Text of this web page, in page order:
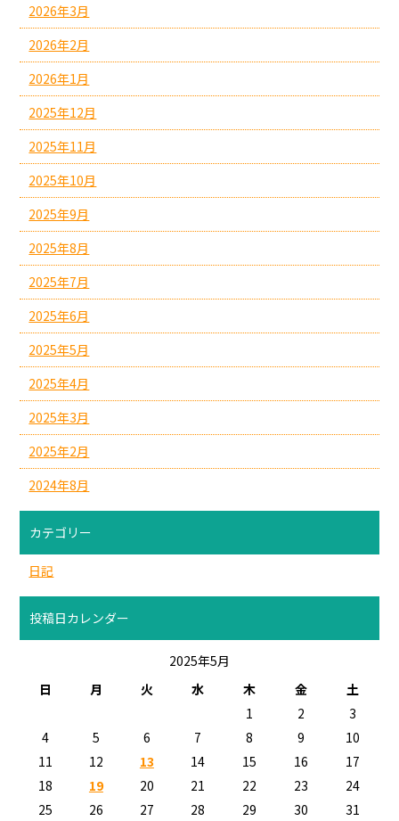
2026年3月
2026年2月
2026年1月
2025年12月
2025年11月
2025年10月
2025年9月
2025年8月
2025年7月
2025年6月
2025年5月
2025年4月
2025年3月
2025年2月
2024年8月
カテゴリー
日記
投稿日カレンダー
2025年5月
日
月 火 水 木 金
土
1
2
3
4
5 6 7 8 9
10
11
12 13 14 15 16
17
18
19 20 21 22 23
24
25
26 27 28 29 30 31